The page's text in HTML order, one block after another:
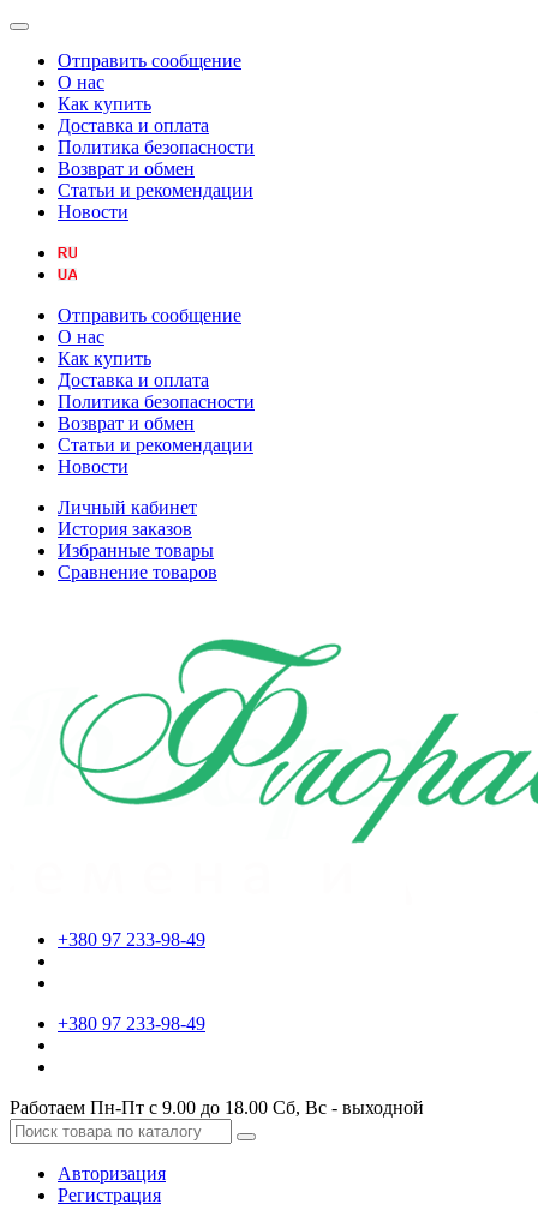
Отправить сообщение
О нас
Как купить
Доставка и оплата
Политика безопасности
Возврат и обмен
Статьи и рекомендации
Новости
Отправить сообщение
О нас
Как купить
Доставка и оплата
Политика безопасности
Возврат и обмен
Статьи и рекомендации
Новости
Личный кабинет
История заказов
Избранные товары
Сравнение товаров
+380 97 233-98-49
+380 97 233-98-49
Работаем Пн-Пт с 9.00 до 18.00 Сб, Вс - выходной
Авторизация
Регистрация